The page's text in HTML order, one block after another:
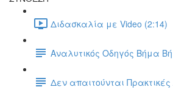
Διδασκαλία με Video (2:14)
Αναλυτικός Οδηγός Βήμα
Δεν απαιτούνται Πρακτικές